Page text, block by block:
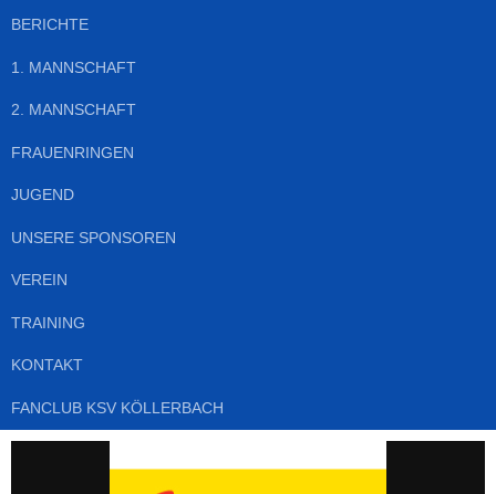
BERICHTE
1. MANNSCHAFT
2. MANNSCHAFT
FRAUENRINGEN
JUGEND
UNSERE SPONSOREN
VEREIN
TRAINING
KONTAKT
FANCLUB KSV KÖLLERBACH